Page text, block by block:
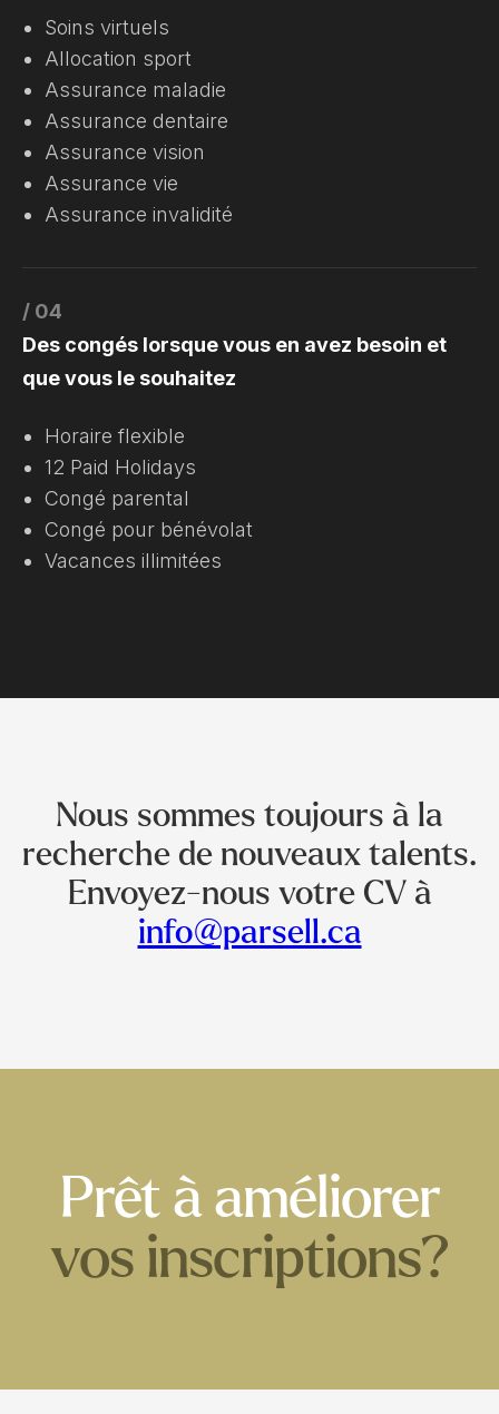
Soins virtuels
Allocation sport
Assurance maladie
Assurance dentaire
Assurance vision
Assurance vie
Assurance invalidité
/ 04
Des congés lorsque vous en avez besoin et
que vous le souhaitez
Horaire flexible
12 Paid Holidays
Congé parental
Congé pour bénévolat
Vacances illimitées
Nous sommes toujours à la
recherche de nouveaux talents.
Envoyez-nous votre CV à
info@parsell.ca
Prêt à améliorer
vos inscriptions?